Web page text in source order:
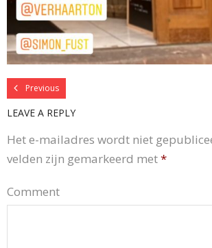
Previous
LEAVE A REPLY
Het e-mailadres wordt niet
velden zijn gemarkeerd met*
Comment